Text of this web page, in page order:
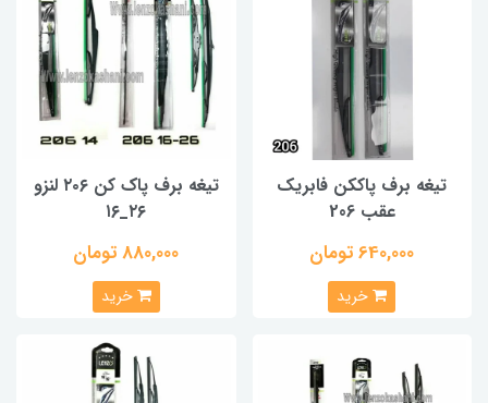
تیغه برف پاککن فابریک
عقب 206
640,000 تومان
خرید
تیغه برف پاک کن ۲۰۶ لنزو
۲۶_۱۶
880,000 تومان
خرید